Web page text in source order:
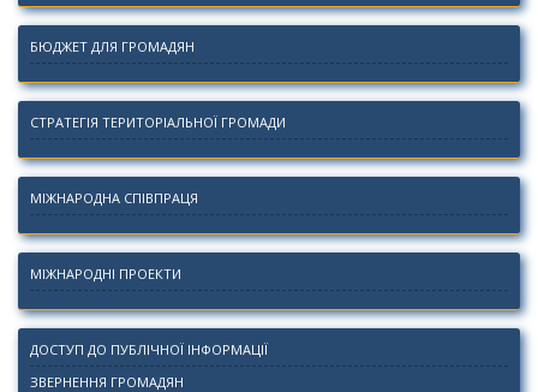
БЮДЖЕТ ДЛЯ ГРОМАДЯН
СТРАТЕГІЯ ТЕРИТОРІАЛЬНОЇ ГРОМАДИ
МІЖНАРОДНА СПІВПРАЦЯ
МІЖНАРОДНІ ПРОЕКТИ
ДОСТУП ДО ПУБЛІЧНОЇ ІНФОРМАЦІЇ
ЗВЕРНЕННЯ ГРОМАДЯН